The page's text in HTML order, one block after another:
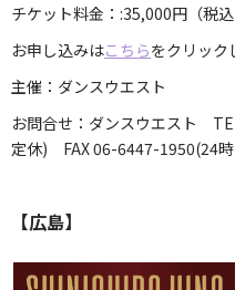
チケット料金： :35,000円 （税
お申し込みはこちらをクリック
主催：ダンスウエスト
お問合せ：ダンスウエスト
定休) FAX 06-6447-1950(24
【広島】